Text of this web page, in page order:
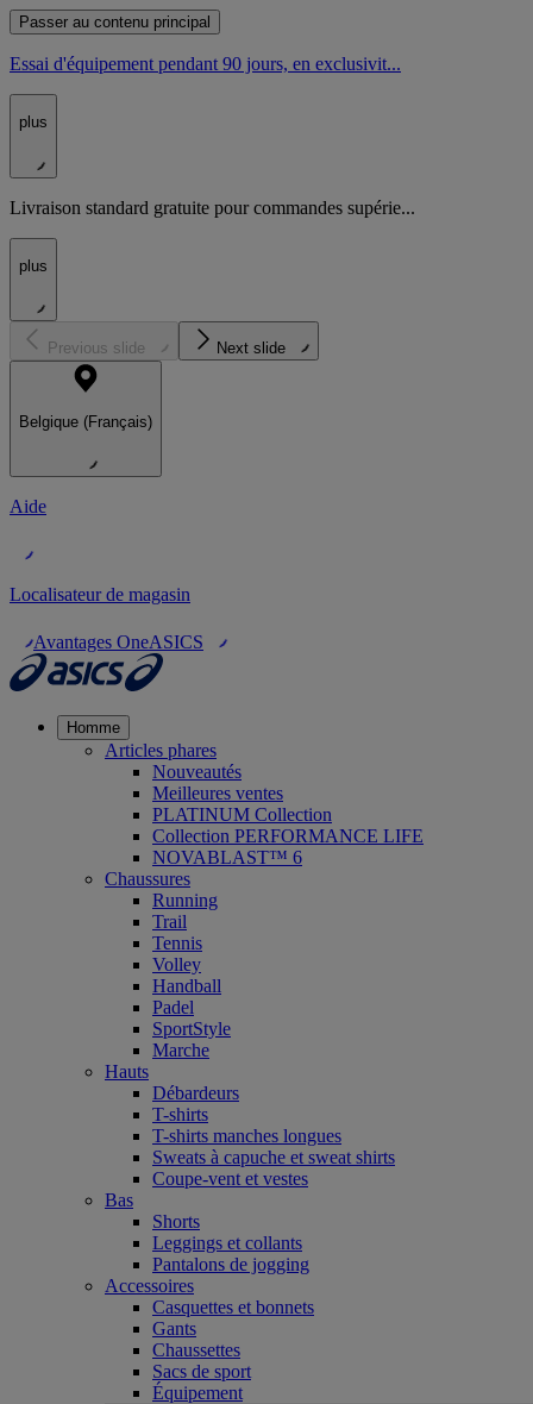
Passer au contenu principal
Essai d'équipement pendant 90 jours, en exclusivit...
plus
Livraison standard gratuite pour commandes supérie...
plus
Previous slide Next slide
Belgique (Français)
Aide
Localisateur de magasin
Avantages OneASICS
Homme
Articles phares
Nouveautés
Meilleures ventes
PLATINUM Collection
Collection PERFORMANCE LIFE
NOVABLAST™ 6
Chaussures
Running
Trail
Tennis
Volley
Handball
Padel
SportStyle
Marche
Hauts
Débardeurs
T-shirts
T-shirts manches longues
Sweats à capuche et sweat shirts
Coupe-vent et vestes
Bas
Shorts
Leggings et collants
Pantalons de jogging
Accessoires
Casquettes et bonnets
Gants
Chaussettes
Sacs de sport
Équipement